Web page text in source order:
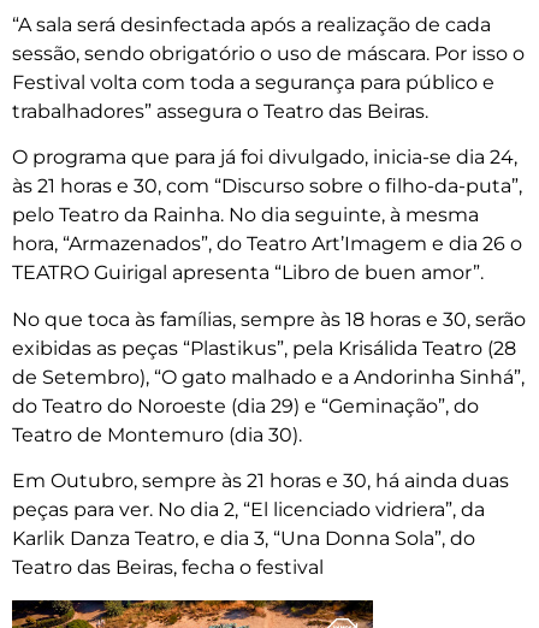
“A sala será desinfectada após a realização de cada
sessão, sendo obrigatório o uso de máscara. Por isso o
Festival volta com toda a segurança para público e
trabalhadores” assegura o Teatro das Beiras.
O programa que para já foi divulgado, inicia-se dia 24,
às 21 horas e 30, com “Discurso sobre o filho-da-puta”,
pelo Teatro da Rainha. No dia seguinte, à mesma
hora, “Armazenados”, do Teatro Art’Imagem e dia 26 o
TEATRO Guirigal apresenta “Libro de buen amor”.
No que toca às famílias, sempre às 18 horas e 30, serão
exibidas as peças “Plastikus”, pela Krisálida Teatro (28
de Setembro), “O gato malhado e a Andorinha Sinhá”,
do Teatro do Noroeste (dia 29) e “Geminação”, do
Teatro de Montemuro (dia 30).
Em Outubro, sempre às 21 horas e 30, há ainda duas
peças para ver. No dia 2, “El licenciado vidriera”, da
Karlik Danza Teatro, e dia 3, “Una Donna Sola”, do
Teatro das Beiras, fecha o festival